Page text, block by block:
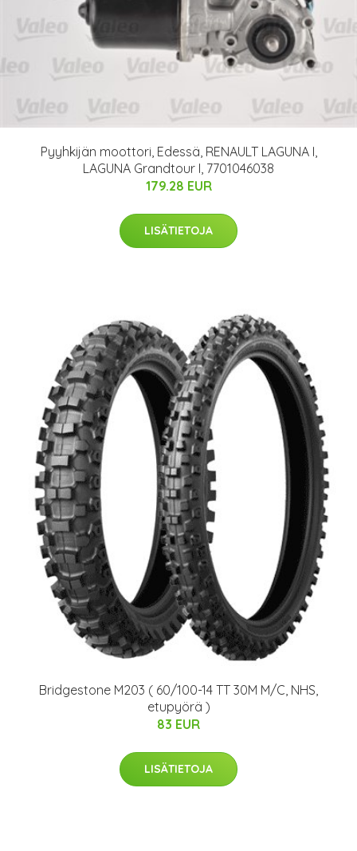
Pyyhkijän moottori, Edessä, RENAULT LAGUNA I,
LAGUNA Grandtour I, 7701046038
179.28 EUR
LISÄTIETOJA
Bridgestone M203 ( 60/100-14 TT 30M M/C, NHS,
etupyörä )
83 EUR
LISÄTIETOJA